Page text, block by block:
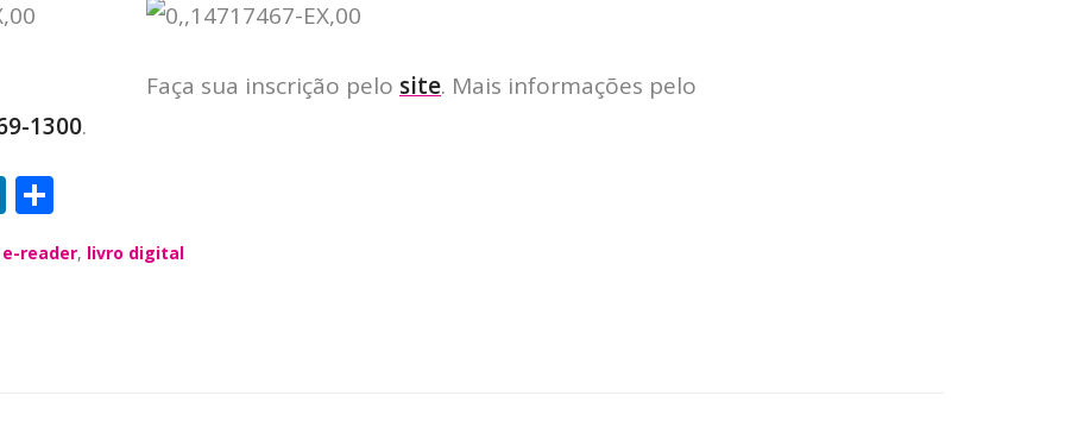
TECH
Faça sua inscrição pelo site. Mais informações pelo
1300.
Li
k
h
a
e-reader, livro digital